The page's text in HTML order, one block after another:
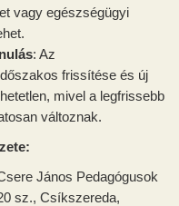
vagy egészségügyi
: Az
frissítése és új
mivel a legfrissebb
változnak.
János Pedagógusok
sz., Csíkszereda,